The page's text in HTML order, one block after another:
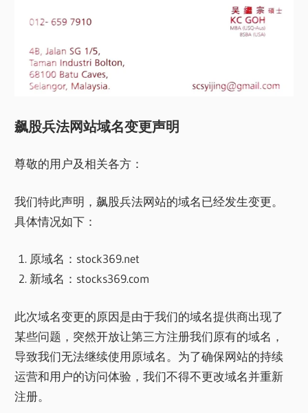
飙股兵法网站域名变更声明
尊敬的用户及相关各方：
我们特此声明，飙股兵法网站的域名已经发生变更。
具体情况如下：
原域名：stock369.net
新域名：stocks369.com
此次域名变更的原因是由于我们的域名提供商出现了
某些问题，突然开放让第三方注册我们原有的域名，
导致我们无法继续使用原域名。为了确保网站的持续
运营和用户的访问体验，我们不得不更改域名并重新
注册。